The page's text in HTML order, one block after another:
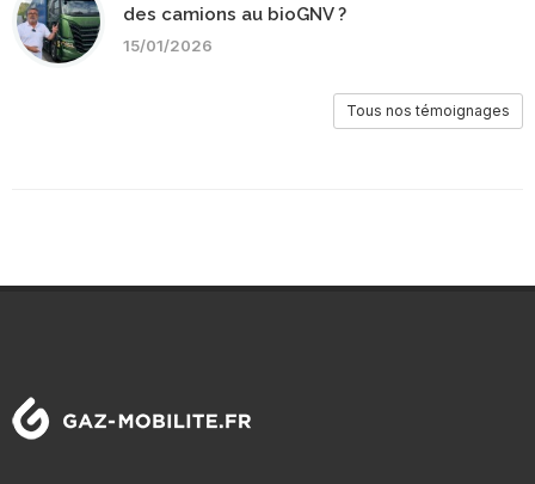
des camions au bioGNV ?
15/01/2026
Tous nos témoignages